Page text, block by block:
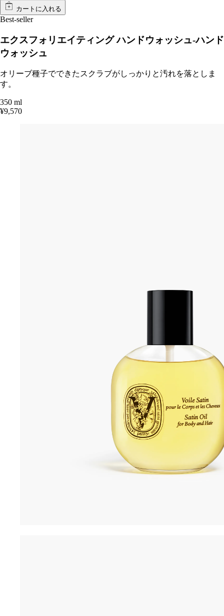
カートに入れる
Best-seller
エクスフォリエイティング ハンドウォッシュ-ハンド
ウォッシュ
オリーブ種子でできたスクラブがしっかりと汚れを落としま
す。
350 ml
¥9,570